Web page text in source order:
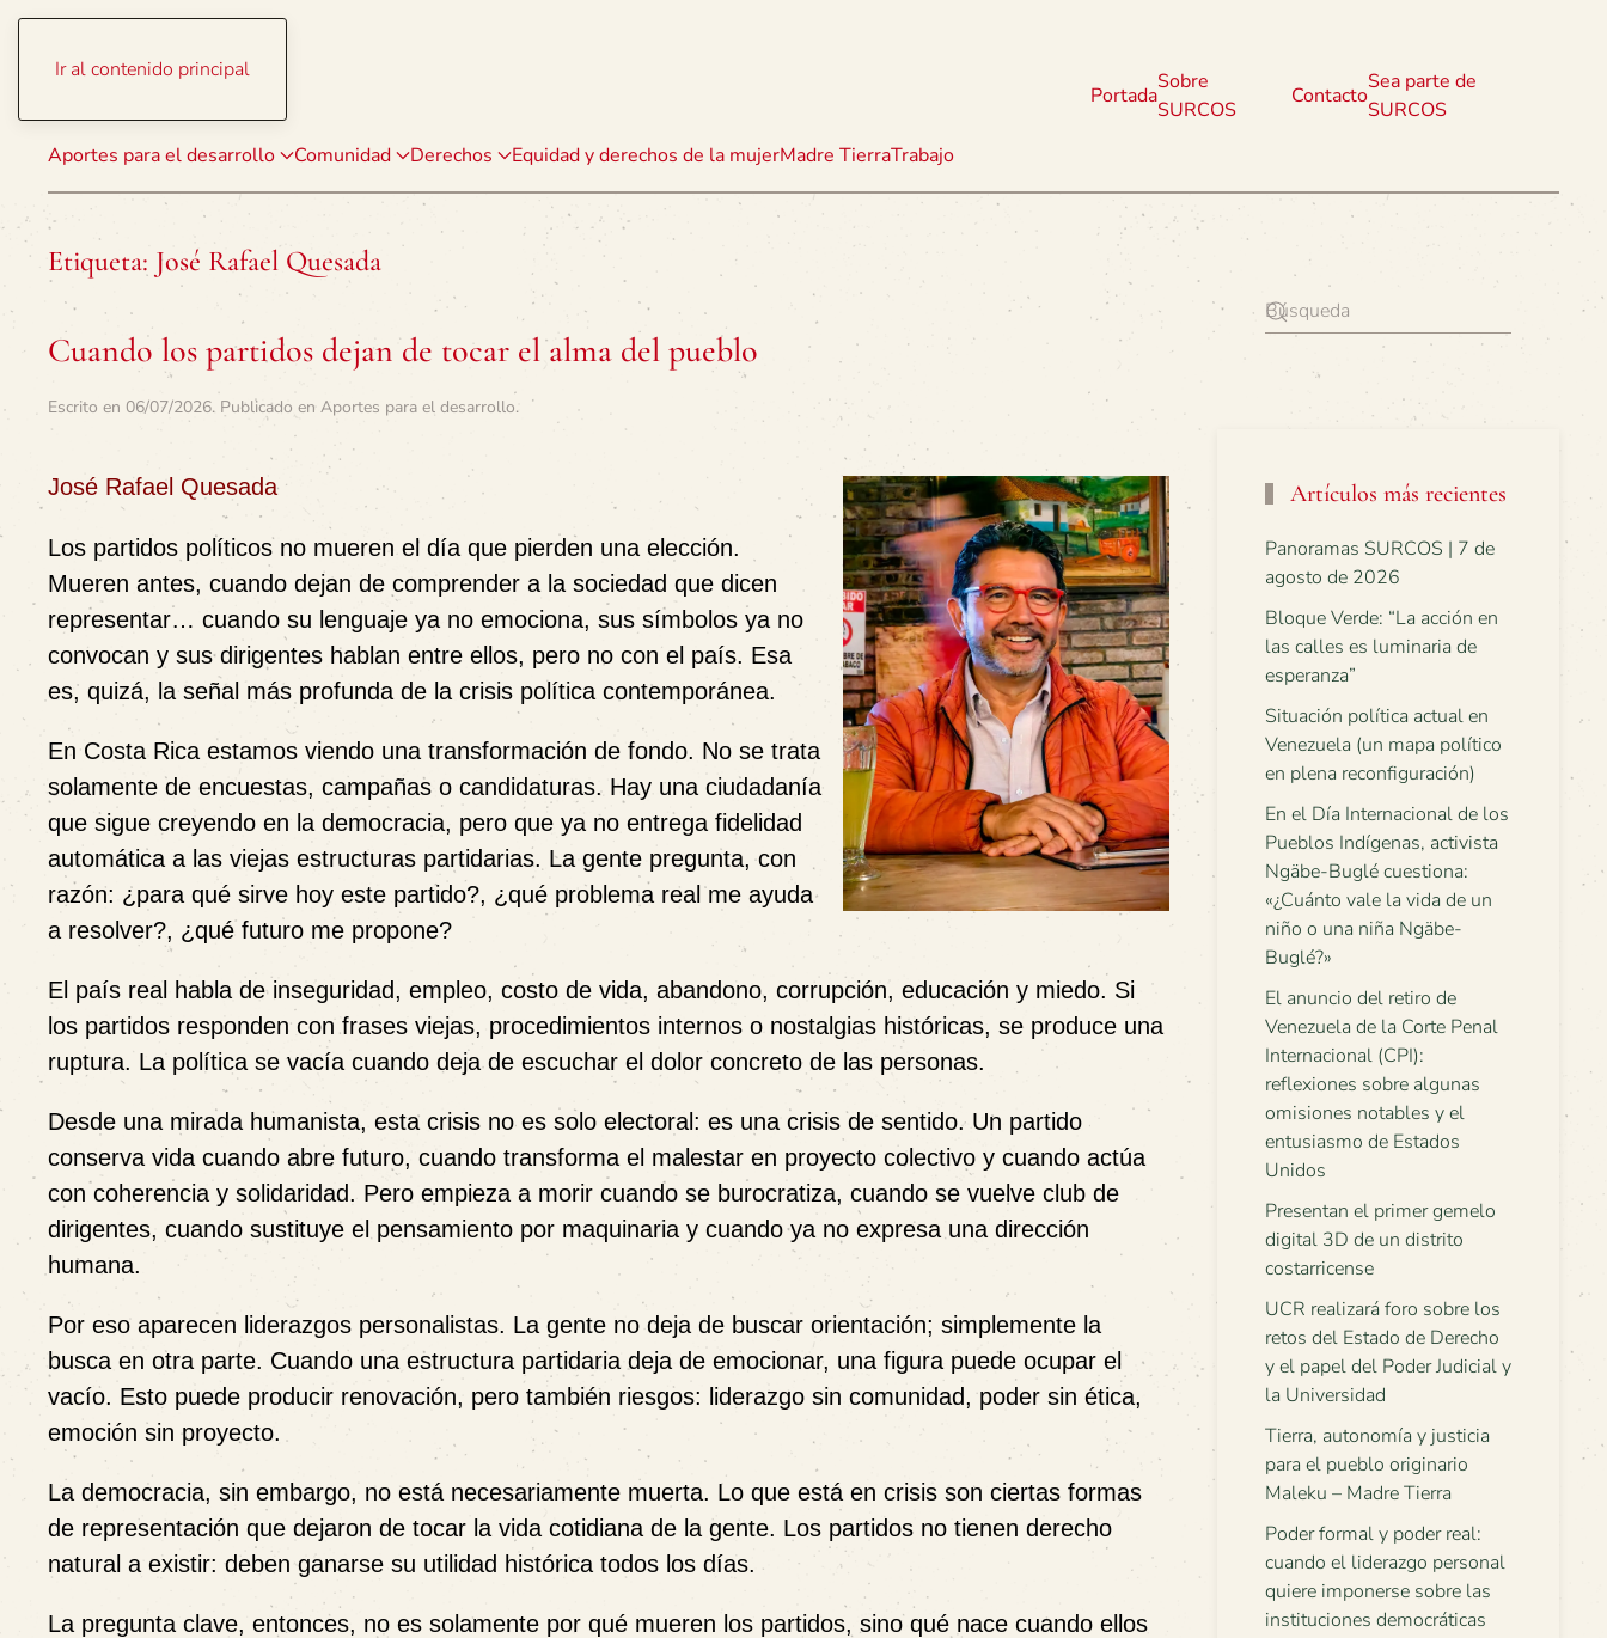
Ir al contenido principal
Aportes para el desarrollo Comunidad Derechos Equidad y derechos de la mujerMadre TierraTrabajo
Portada
Sobre
SURCOS
Contacto
Sea parte de
SURCOS
Etiqueta: José Rafael Quesada
Cuando los partidos dejan de tocar el alma del pueblo
Escrito en 06/07/2026. Publicado en Aportes para el desarrollo.
José Rafael Quesada
Los partidos políticos no mueren el día que pierden una elección.
Mueren antes, cuando dejan de comprender a la sociedad que dicen
representar… cuando su lenguaje ya no emociona, sus símbolos ya no
convocan y sus dirigentes hablan entre ellos, pero no con el país. Esa
es, quizá, la señal más profunda de la crisis política contemporánea.
En Costa Rica estamos viendo una transformación de fondo. No se trata
solamente de encuestas, campañas o candidaturas. Hay una ciudadanía
que sigue creyendo en la democracia, pero que ya no entrega fidelidad
automática a las viejas estructuras partidarias. La gente pregunta, con
razón: ¿para qué sirve hoy este partido?, ¿qué problema real me ayuda
a resolver?, ¿qué futuro me propone?
El país real habla de inseguridad, empleo, costo de vida, abandono, corrupción, educación y miedo. Si
los partidos responden con frases viejas, procedimientos internos o nostalgias históricas, se produce una
ruptura. La política se vacía cuando deja de escuchar el dolor concreto de las personas.
Desde una mirada humanista, esta crisis no es solo electoral: es una crisis de sentido. Un partido
conserva vida cuando abre futuro, cuando transforma el malestar en proyecto colectivo y cuando actúa
con coherencia y solidaridad. Pero empieza a morir cuando se burocratiza, cuando se vuelve club de
dirigentes, cuando sustituye el pensamiento por maquinaria y cuando ya no expresa una dirección
humana.
Por eso aparecen liderazgos personalistas. La gente no deja de buscar orientación; simplemente la
busca en otra parte. Cuando una estructura partidaria deja de emocionar, una figura puede ocupar el
vacío. Esto puede producir renovación, pero también riesgos: liderazgo sin comunidad, poder sin ética,
emoción sin proyecto.
La democracia, sin embargo, no está necesariamente muerta. Lo que está en crisis son ciertas formas
de representación que dejaron de tocar la vida cotidiana de la gente. Los partidos no tienen derecho
natural a existir: deben ganarse su utilidad histórica todos los días.
La pregunta clave, entonces, no es solamente por qué mueren los partidos, sino qué nace cuando ellos
Artículos más recientes
Panoramas SURCOS | 7 de
agosto de 2026
Bloque Verde: “La acción en
las calles es luminaria de
esperanza”
Situación política actual en
Venezuela (un mapa político
en plena reconfiguración)
En el Día Internacional de los
Pueblos Indígenas, activista
Ngäbe-Buglé cuestiona:
«¿Cuánto vale la vida de un
niño o una niña Ngäbe-
Buglé?»
El anuncio del retiro de
Venezuela de la Corte Penal
Internacional (CPI):
reflexiones sobre algunas
omisiones notables y el
entusiasmo de Estados
Unidos
Presentan el primer gemelo
digital 3D de un distrito
costarricense
UCR realizará foro sobre los
retos del Estado de Derecho
y el papel del Poder Judicial y
la Universidad
Tierra, autonomía y justicia
para el pueblo originario
Maleku – Madre Tierra
Poder formal y poder real:
cuando el liderazgo personal
quiere imponerse sobre las
instituciones democráticas